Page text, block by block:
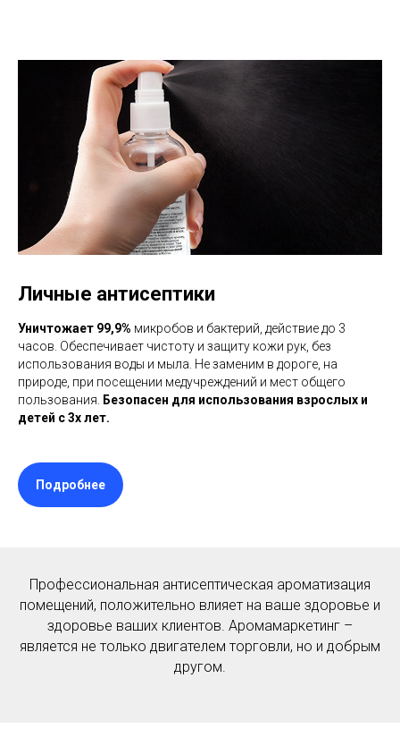
Личные антисептики
Уничтожает 99,9% микробов и бактерий, действие до 3
часов. Обеспечивает чистоту и защиту кожи рук, без
использования воды и мыла. Не заменим в дороге, на
природе, при посещении медучреждений и мест общего
пользования.
Безопасен для использования взрослых и
детей с 3х лет.
Подробнее
Профессиональная антисептическая ароматизация
помещений, положительно влияет на ваше здоровье и
здоровье ваших клиентов. Аромамаркетинг –
является не только двигателем торговли, но и добрым
другом.